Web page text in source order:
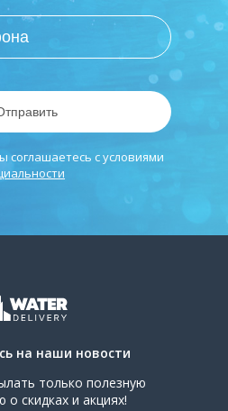
соглашаетесь с условиями
на наши новости
только полезную
скидках и акциях!